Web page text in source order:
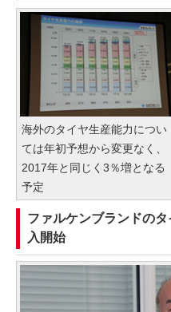
海外のタイヤ生産能力につい
ては年初予想から変更なく、
2017年と同じく3％増となる
予定
ファルケンブランドの
入開始